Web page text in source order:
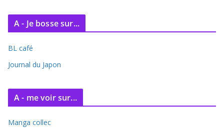
c
v
e
A - Je bosse sur...
BL café
Journal du Japon
A - me voir sur...
Manga collec